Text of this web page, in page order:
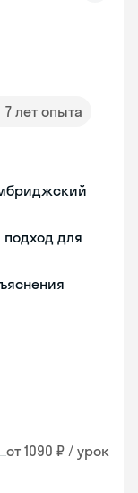
7 лет опыта
для
от 1090 ₽ / урок